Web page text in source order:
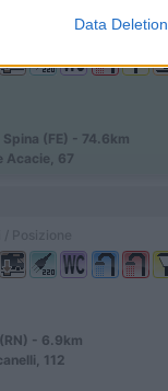
Data Deletion
(FE) - 74.6km
Acacie, 67
- 6.9km
112